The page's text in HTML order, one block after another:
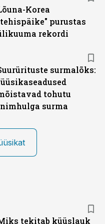
Korea
purustas
rekordi
surmalõks:
tohutu
surma
tekitab küüslauk